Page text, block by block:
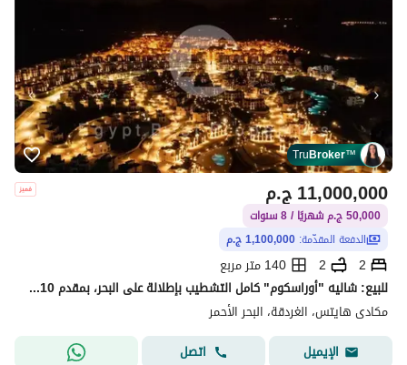
TruBroker™
ج.م11,000,000
50,000 ج.م شهريًا / 8 سنوات
الدفعة المقدّمة: 1,100,000 ج.م
2
2
140 متر مربع
للبيع: شاليه "أوراسكوم" كامل التشطيب بإطلالة على البحر، بمقدم 10% فقط!!!!
مكادى هايتس، الغردقة، البحر الأحمر
الإيميل
اتصل